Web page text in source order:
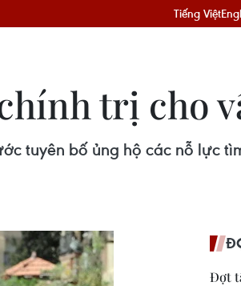
Tiếng Việt
trị cho
tuyên bố ủng hộ các nỗ lực
Đợt